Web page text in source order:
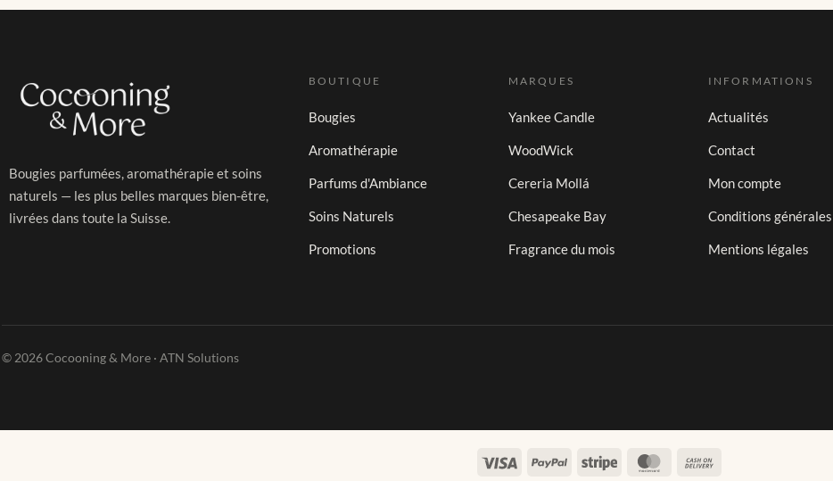
Bougies parfumées, aromathérapie et soins
naturels — les plus belles marques bien-être,
livrées dans toute la Suisse.
BOUTIQUE
Bougies
Aromathérapie
Parfums d'Ambiance
Soins Naturels
Promotions
MARQUES
Yankee Candle
WoodWick
Cereria Mollá
Chesapeake Bay
Fragrance du mois
INFORMATIONS
Actualités
Contact
Mon compte
Conditions générales
Mentions légales
© 2026 Cocooning & More · ATN Solutions
Visa PayPal Stripe MasterCard